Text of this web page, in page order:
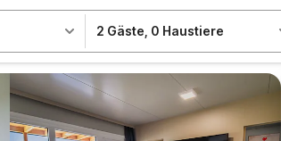
2 Gäste 0 Haustiere